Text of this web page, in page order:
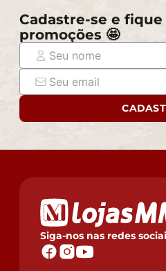
Cadastre-se e
promoções 🤩
Siga-nos nas redes